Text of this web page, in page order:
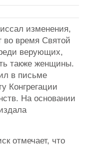
изменения,
во время Святой
верующих,
также женщины.
в письме
Конгрегации
На основании
отмечает, что